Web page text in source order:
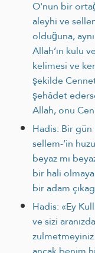
O'nun bir
aleyhi ve
olduğuna,
Allah’ın kulu
kelimesi ve
şekilde
şehâdet
Allah, onu
Hadis: Bir
sellem-’in
beyaz mı
bir hali
bir adam
Hadis: «Ey
ve sizi